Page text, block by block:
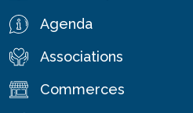
Agenda
Associations
Commerces